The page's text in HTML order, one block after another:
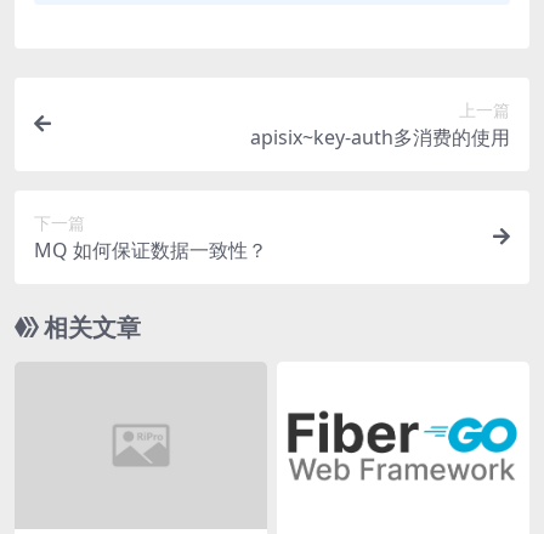
上一篇
apisix~key-auth多消费的使用
下一篇
MQ 如何保证数据一致性？
相关文章